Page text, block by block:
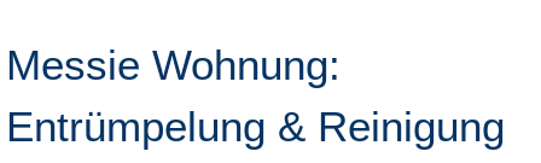
Messie Wohnung:
Entrümpelung & Reinigung